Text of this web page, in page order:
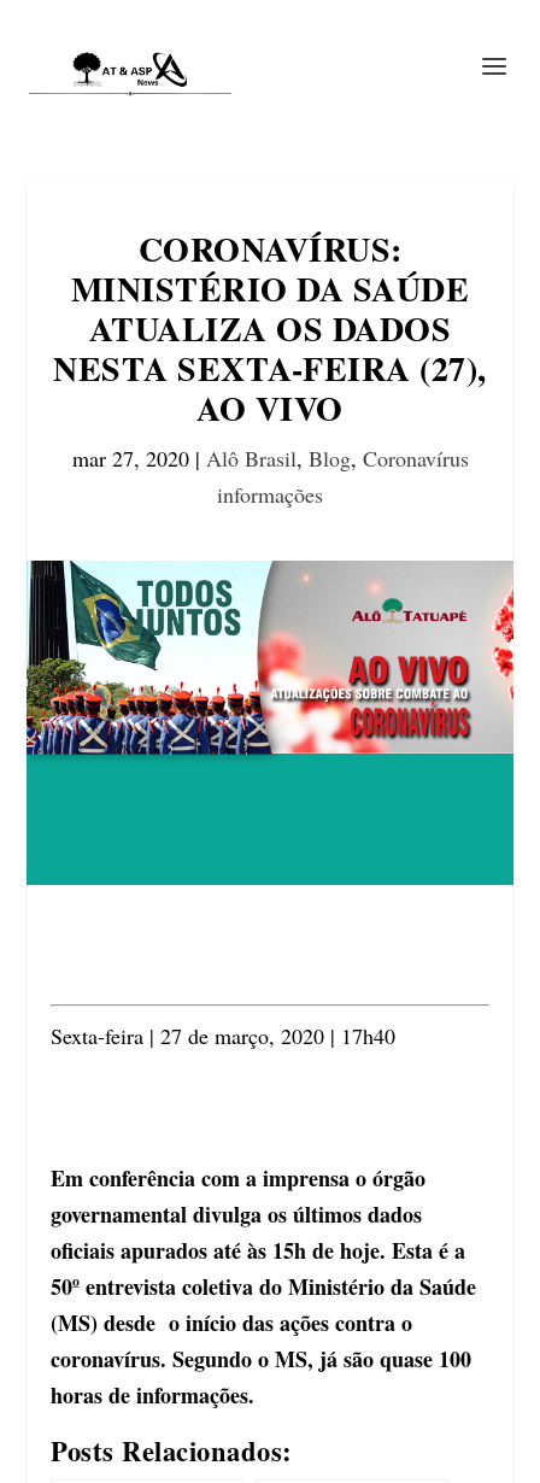
CORONAVÍRUS:
MINISTÉRIO DA SAÚDE
ATUALIZA OS DADOS
NESTA SEXTA-FEIRA (27),
AO VIVO
mar 27, 2020| Alô Brasil, Blog, Coronavírus
informações
Sexta-feira | 27 de março, 2020 | 17h40
Em conferência com a imprensa o órgão
governamental divulga os últimos dados
oficiais apurados até às 15h de hoje. Esta é a
50º entrevista coletiva do Ministério da Saúde
(MS) desde o início das ações contra o
coronavírus. Segundo o MS, já são quase 100
horas de informações.
Posts Relacionados: